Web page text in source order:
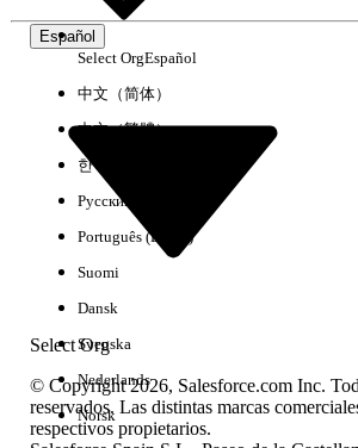
No hay resultados
Español
Select Org
Select OrgEspañol
中文（简体）
中文（繁體）
한국어
Русский
Português (Brasil)
Suomi
Dansk
Svenska
Nederlands
Norsk
© Copyright 2026, Salesforce.com Inc.
reservados. Las distintas marcas
respectivos propietarios.